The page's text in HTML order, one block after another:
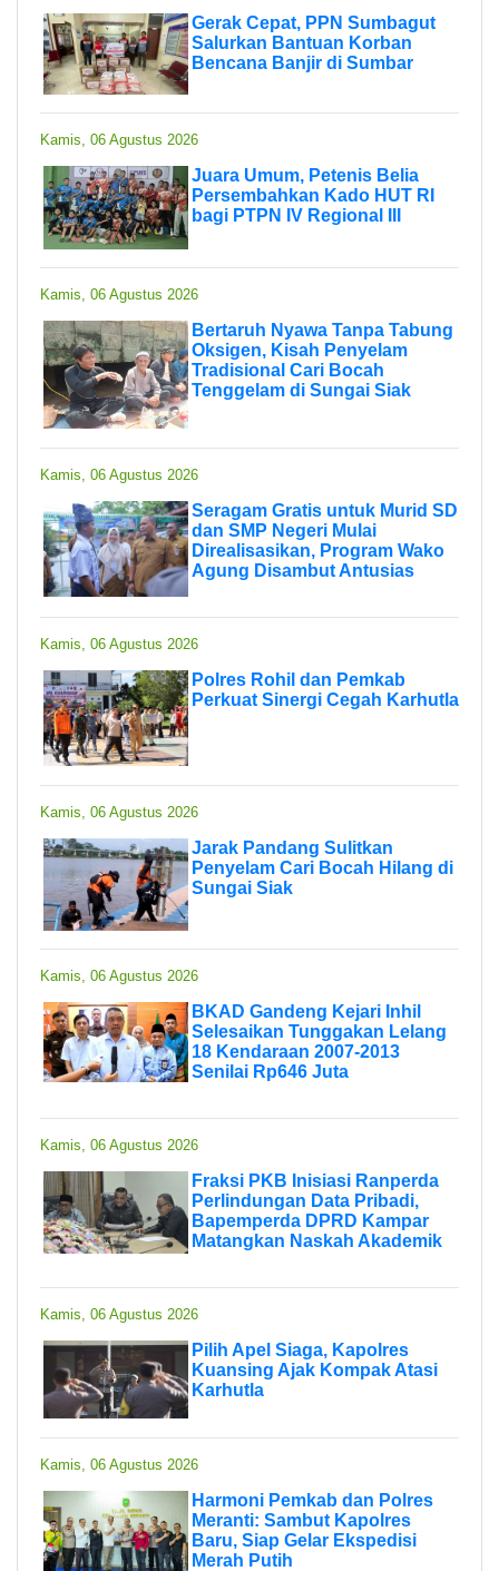
Gerak Cepat, PPN Sumbagut
Salurkan Bantuan Korban
Bencana Banjir di Sumbar
Kamis, 06 Agustus 2026
Juara Umum, Petenis Belia
Persembahkan Kado HUT RI
bagi PTPN IV Regional III
Kamis, 06 Agustus 2026
Bertaruh Nyawa Tanpa Tabung
Oksigen, Kisah Penyelam
Tradisional Cari Bocah
Tenggelam di Sungai Siak
Kamis, 06 Agustus 2026
Seragam Gratis untuk Murid SD
dan SMP Negeri Mulai
Direalisasikan, Program Wako
Agung Disambut Antusias
Kamis, 06 Agustus 2026
Polres Rohil dan Pemkab
Perkuat Sinergi Cegah Karhutla
Kamis, 06 Agustus 2026
Jarak Pandang Sulitkan
Penyelam Cari Bocah Hilang di
Sungai Siak
Kamis, 06 Agustus 2026
BKAD Gandeng Kejari Inhil
Selesaikan Tunggakan Lelang
18 Kendaraan 2007-2013
Senilai Rp646 Juta
Kamis, 06 Agustus 2026
Fraksi PKB Inisiasi Ranperda
Perlindungan Data Pribadi,
Bapemperda DPRD Kampar
Matangkan Naskah Akademik
Kamis, 06 Agustus 2026
Pilih Apel Siaga, Kapolres
Kuansing Ajak Kompak Atasi
Karhutla
Kamis, 06 Agustus 2026
Harmoni Pemkab dan Polres
Meranti: Sambut Kapolres
Baru, Siap Gelar Ekspedisi
Merah Putih